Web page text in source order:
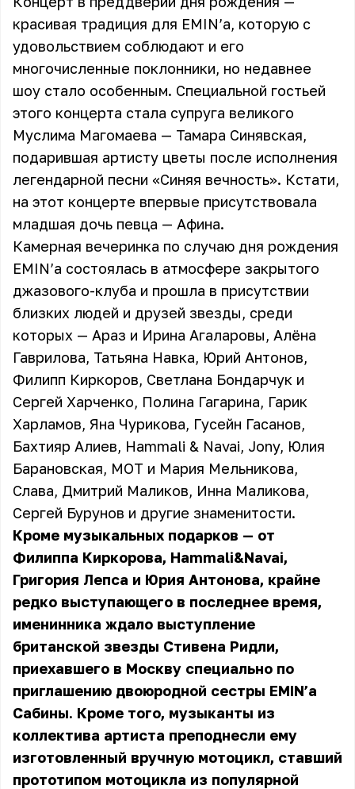
красивая традиция для EMIN’а, которую с
удовольствием соблюдают и его
многочисленные поклонники, но недавнее
шоу стало особенным. Специальной гостьей
этого концерта стала супруга великого
Муслима Магомаева — Тамара Синявская,
подарившая артисту цветы после исполнения
легендарной песни «Синяя вечность». Кстати,
на этот концерте впервые присутствовала
младшая дочь певца — Афина.
Камерная вечеринка по случаю дня рождения
EMIN’а состоялась в атмосфере закрытого
джазового-клуба и прошла в присутствии
близких людей и друзей звезды, среди
которых — Араз и Ирина Агаларовы, Алёна
Гаврилова, Татьяна Навка, Юрий Антонов,
Филипп Киркоров, Светлана Бондарчук и
Сергей Харченко, Полина Гагарина, Гарик
Харламов, Яна Чурикова, Гусейн Гасанов,
Бахтияр Алиев, Hammali & Navai, Jony, Юлия
Барановская, МОТ и Мария Мельникова,
Слава, Дмитрий Маликов, Инна Маликова,
Сергей Бурунов и другие знаменитости.
Кроме музыкальных подарков — от
Филиппа Киркорова, Hammali&Navai,
Григория Лепса и Юрия Антонова, крайне
редко выступающего в последнее время,
именинника ждало выступление
британской звезды Стивена Ридли,
приехавшего в Москву специально по
приглашению двоюродной сестры EMIN’а
Сабины. Кроме того, музыканты из
коллектива артиста преподнесли ему
изготовленный вручную мотоцикл, ставший
прототипом мотоцикла из популярной